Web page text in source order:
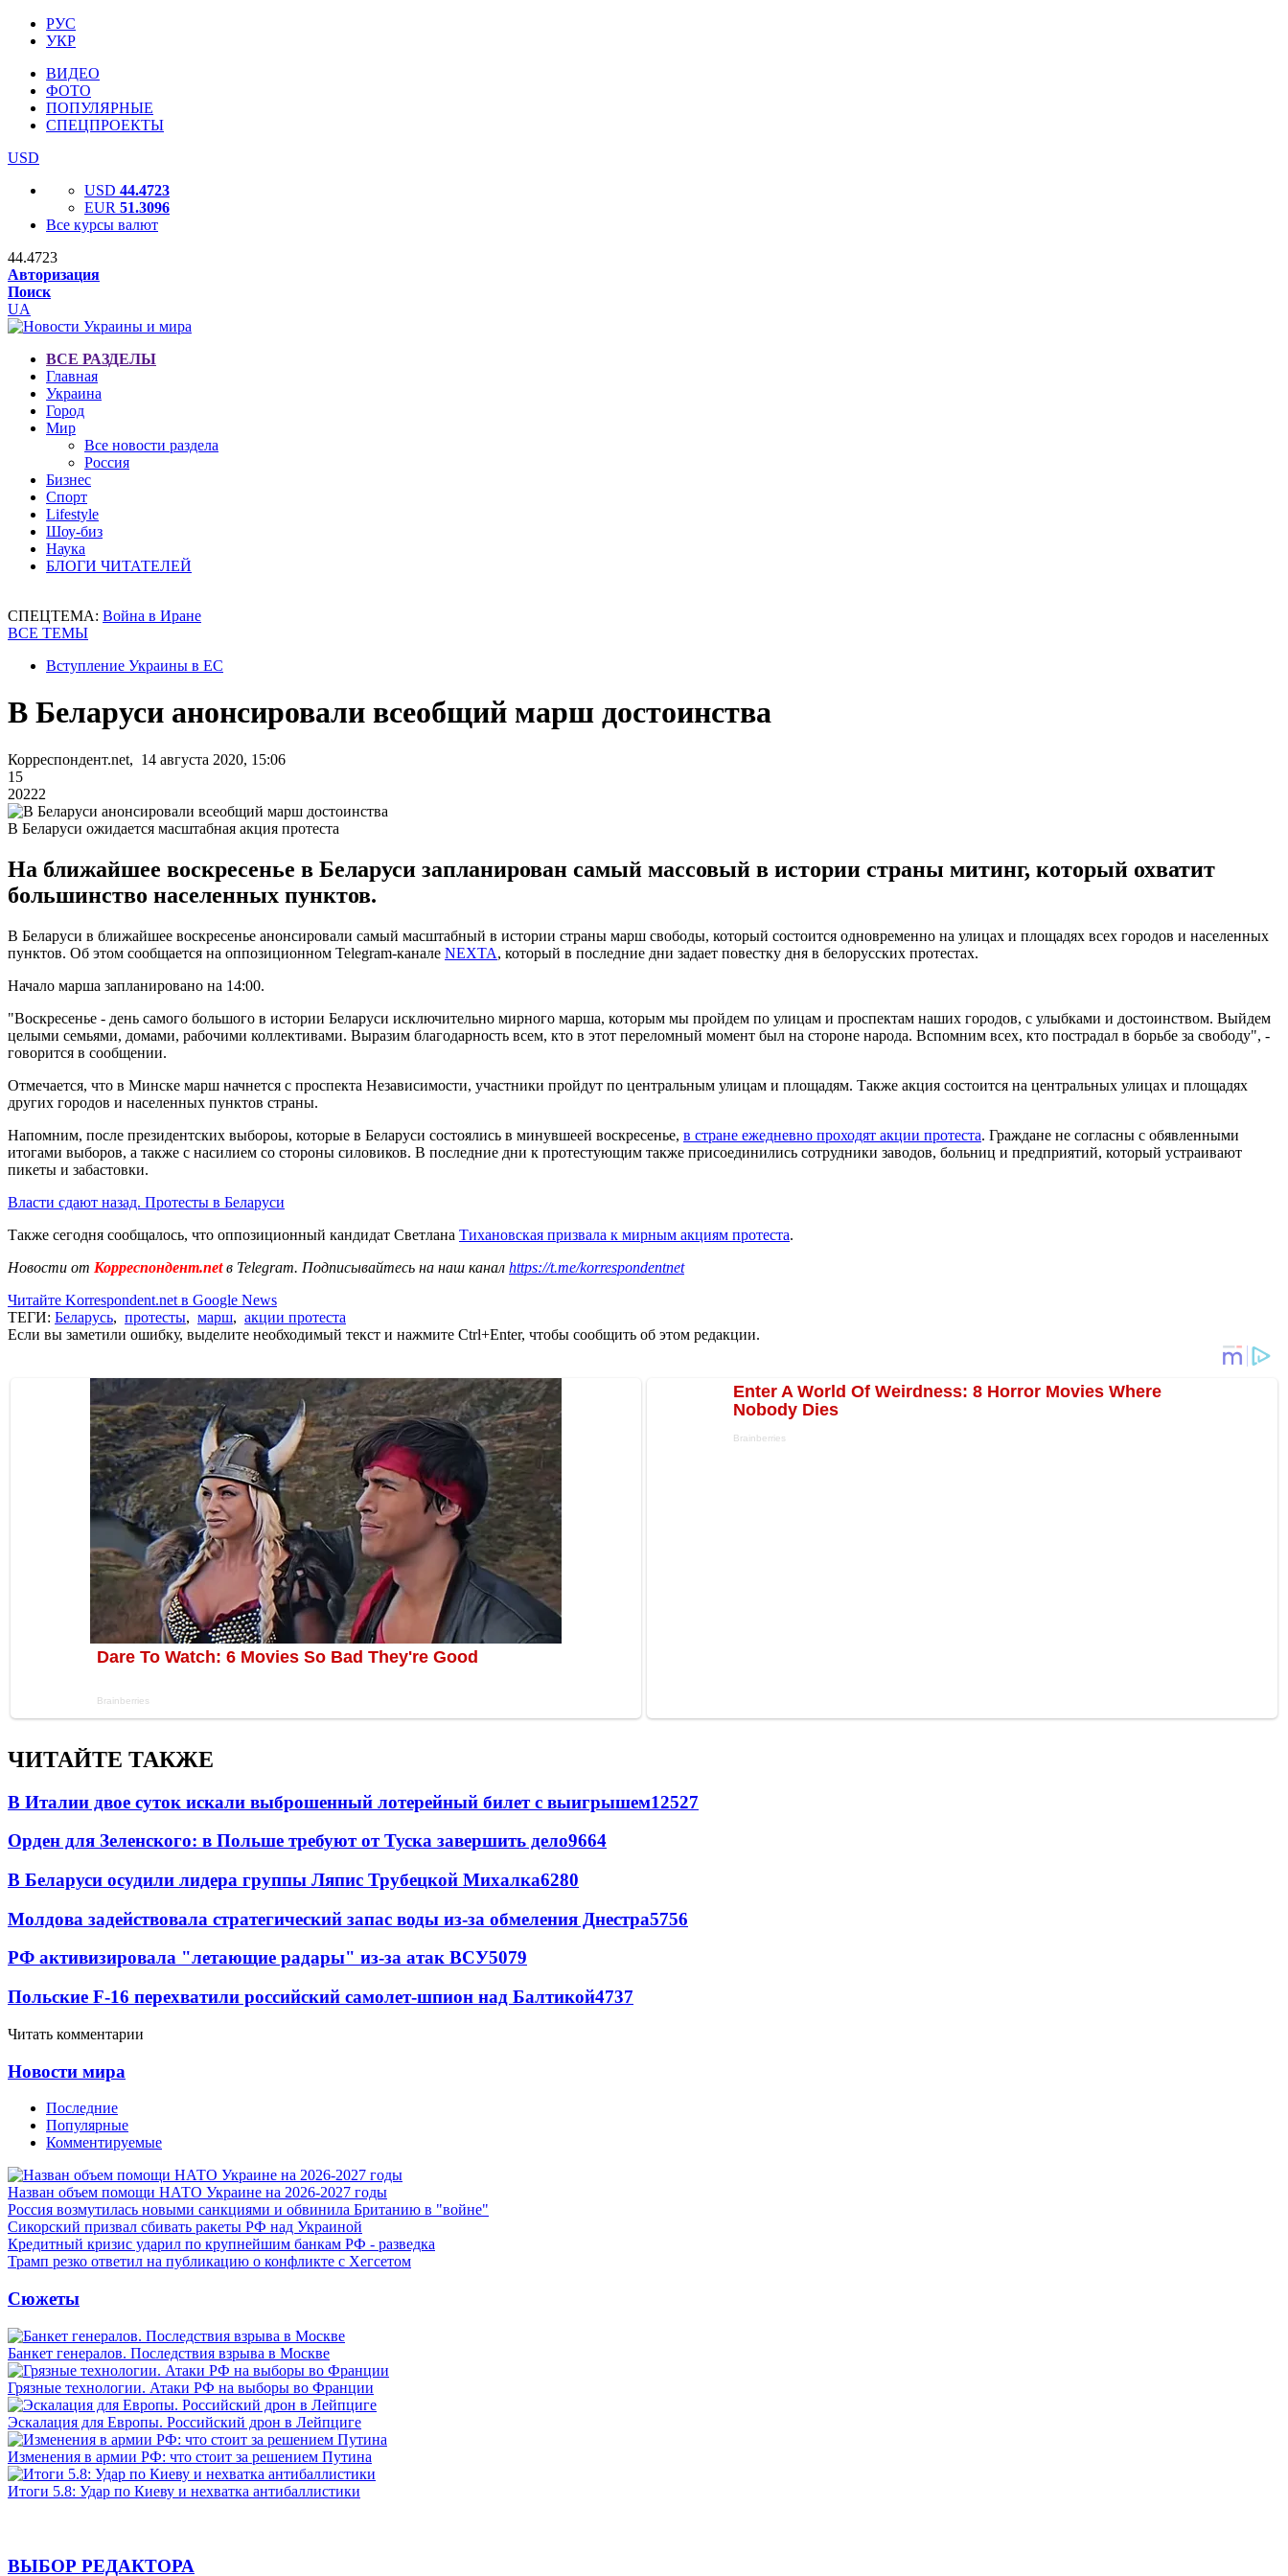
РУС
УКР
ВИДЕО
ФОТО
ПОПУЛЯРНЫЕ
СПЕЦПРОЕКТЫ
USD
USD 44.4723
EUR 51.3096
Все курсы валют
44.4723
Авторизация
Поиск
UA
ВСЕ РАЗДЕЛЫ
Главная
Украина
Город
Мир
Все новости раздела
Россия
Бизнес
Спорт
Lifestyle
Шоу-биз
Наука
БЛОГИ ЧИТАТЕЛЕЙ
СПЕЦТЕМА: Война в Иране
ВСЕ ТЕМЫ
Вступление Украины в ЕС
В Беларуси анонсировали всеобщий марш достоинства
Корреспондент.net, 14 августа 2020, 15:06
15
20222
В Беларуси ожидается масштабная акция протеста
На ближайшее воскресенье в Беларуси запланирован самый массовый в истории страны митинг, который охватит
большинство населенных пунктов.
В Беларуси в ближайшее воскресенье анонсировали самый масштабный в истории страны марш свободы, который состоится одновременно на улицах и площадях всех городов и населенных
пунктов. Об этом сообщается на оппозиционном Telegram-канале NEXTA, который в последние дни задает повестку дня в белорусских протестах.
Начало марша запланировано на 14:00.
"Воскресенье - день самого большого в истории Беларуси исключительно мирного марша, которым мы пройдем по улицам и проспектам наших городов, с улыбками и достоинством. Выйдем
целыми семьями, домами, рабочими коллективами. Выразим благодарность всем, кто в этот переломный момент был на стороне народа. Вспомним всех, кто пострадал в борьбе за свободу", -
говорится в сообщении.
Отмечается, что в Минске марш начнется с проспекта Независимости, участники пройдут по центральным улицам и площадям. Также акция состоится на центральных улицах и площадях
других городов и населенных пунктов страны.
Напомним, после президентских выбороы, которые в Беларуси состоялись в минувшеей воскресенье, в стране ежедневно проходят акции протеста. Граждане не согласны с обявленными
итогами выборов, а также с насилием со стороны силовиков. В последние дни к протестующим также присоединились сотрудники заводов, больниц и предприятий, который устраивают
пикеты и забастовки.
Власти сдают назад. Протесты в Беларуси
Также сегодня сообщалось, что оппозиционный кандидат Светлана Тихановская призвала к мирным акциям протеста.
Новости от Корреспондент.netв Telegram. Подписывайтесь на наш канал https://t.me/korrespondentnet
Читайте Korrespondent.net в Google News
ТЕГИ: Беларусь, протесты, марш, акции протеста
Если вы заметили ошибку, выделите необходимый текст и нажмите Ctrl+Enter, чтобы сообщить об этом редакции.
ЧИТАЙТЕ ТАКЖЕ
В Италии двое суток искали выброшенный лотерейный билет с выигрышем12527
Орден для Зеленского: в Польше требуют от Туска завершить дело9664
В Беларуси осудили лидера группы Ляпис Трубецкой Михалка6280
Молдова задействовала стратегический запас воды из-за обмеления Днестра5756
РФ активизировала "летающие радары" из-за атак ВСУ5079
Польские F-16 перехватили российский самолет-шпион над Балтикой4737
Читать комментарии
Новости мира
Последние
Популярные
Комментируемые
Назван объем помощи НАТО Украине на 2026-2027 годы
Россия возмутилась новыми санкциями и обвинила Британию в "войне"
Сикорский призвал сбивать ракеты РФ над Украиной
Кредитный кризис ударил по крупнейшим банкам РФ - разведка
Трамп резко ответил на публикацию о конфликте с Хегсетом
Сюжеты
Банкет генералов. Последствия взрыва в Москве
Грязные технологии. Атаки РФ на выборы во Франции
Эскалация для Европы. Российский дрон в Лейпциге
Изменения в армии РФ: что стоит за решением Путина
Итоги 5.8: Удар по Киеву и нехватка антибаллистики
ВЫБОР РЕДАКТОРА